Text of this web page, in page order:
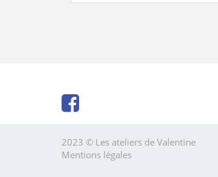
2023 © Les ateliers de Valentine
Mentions légales